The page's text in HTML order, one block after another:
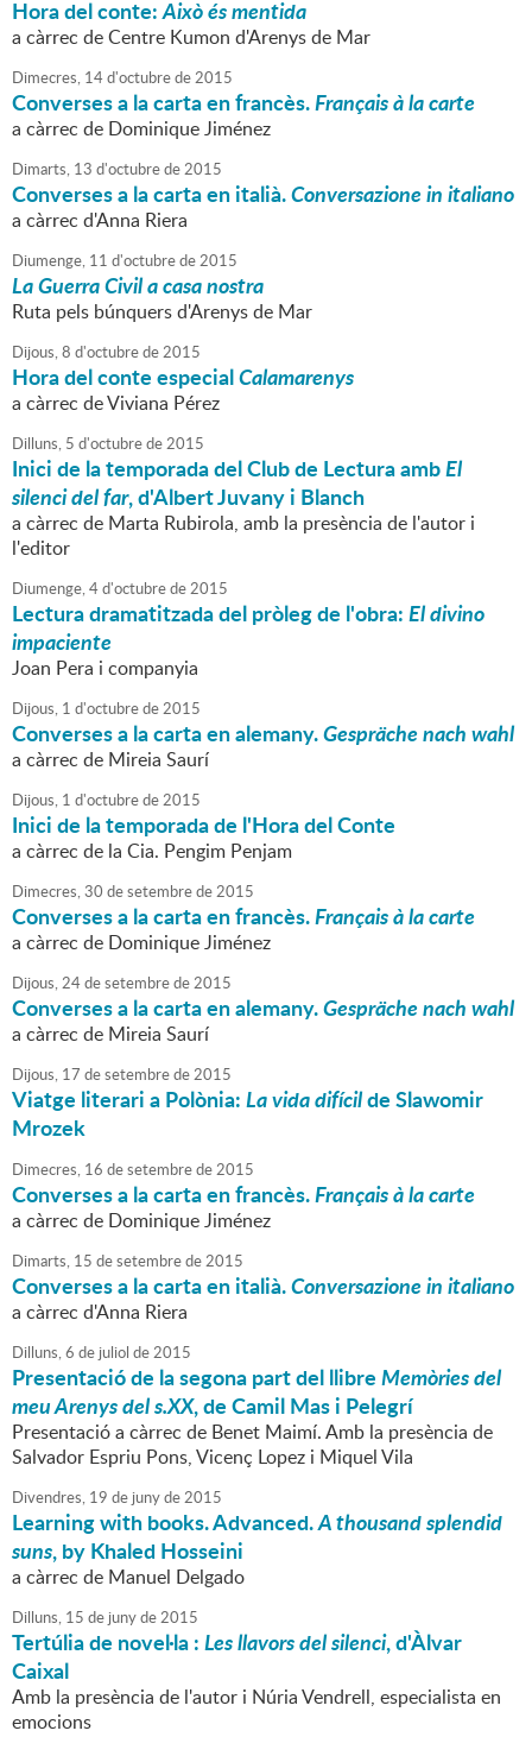
Hora del conte:Això és mentida
a càrrec de Centre Kumon d'Arenys de Mar
Dimecres, 14d'octubrede2015
Converses a la carta en francès.Français à la carte
a càrrec de Dominique Jiménez
Dimarts, 13 d'octubrede2015
Converses a la carta en italià.Conversazione in italiano
a càrrec d'Anna Riera
Diumenge, 11 d'octubrede2015
La Guerra Civil a casa nostra
Ruta pels búnquers d'Arenys de Mar
Dijous,8 d'octubrede2015
Hora del conte especialCalamarenys
a càrrec de Viviana Pérez
Dilluns, 5 d'octubrede2015
Inici de la temporada del Club de Lectura ambEl
silenci del far, d'Albert Juvany i Blanch
a càrrec de Marta Rubirola, amb la presència de l'autor i
l'editor
Diumenge,4d'octubrede2015
Lectura dramatitzada del pròleg de l'obra:El divino
impaciente
Joan Pera i companyia
Dijous, 1 d'octubrede2015
Converses a la carta en alemany.Gespräche nach wahl
a càrrec de Mireia Saurí
Dijous, 1 d'octubrede2015
Inici de la temporada de l'Hora del Conte
a càrrec de la Cia. Pengim Penjam
Dimecres,30 desetembrede2015
Converses a la carta en francès.Français à la carte
a càrrec de Dominique Jiménez
Dijous,24desetembrede2015
Converses a la carta en alemany.Gespräche nach wahl
a càrrec de Mireia Saurí
Dijous, 17 desetembrede2015
Viatge literari a Polònia:La vida difícilde Slawomir
Mrozek
Dimecres, 16 desetembrede2015
Converses a la carta en francès.Français à la carte
a càrrec de Dominique Jiménez
Dimarts, 15 desetembrede2015
Converses a la carta en italià.Conversazione in italiano
a càrrec d'Anna Riera
Dilluns,6 de juliol de2015
Presentació de la segona part del llibreMemòries del
meu Arenys del s.XX, de Camil Mas i Pelegrí
Presentació a càrrec de Benet Maimí. Amb la presència de
Salvador Espriu Pons, Vicenç Lopez i Miquel Vila
Divendres, 19 de junyde2015
Learning with books. Advanced.A thousand splendid
suns, by Khaled Hosseini
a càrrec de Manuel Delgado
Dilluns, 15 de junyde2015
Tertúlia de novel·la :Les llavors del silenci, d'Àlvar
Caixal
Amb la presència de l'autor i Núria Vendrell, especialista en
emocions